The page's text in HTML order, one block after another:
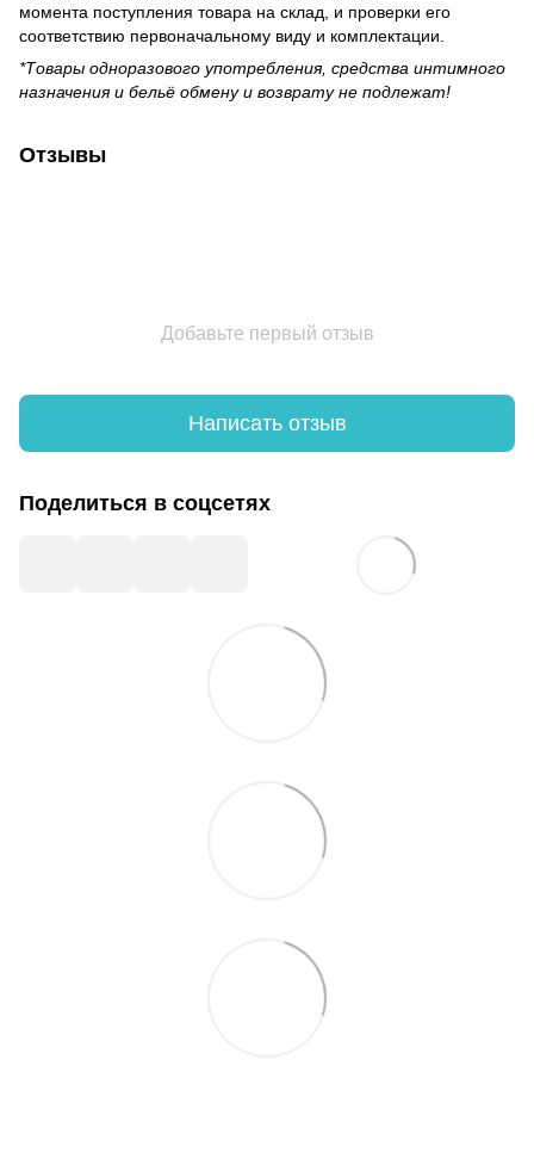
момента поступления товара на склад, и проверки его
соответствию первоначальному виду и комплектации.
*Товары одноразового употребления, средства интимного
назначения и бельё обмену и возврату не подлежат!
Отзывы
Добавьте первый отзыв
Написать отзыв
Поделиться в соцсетях